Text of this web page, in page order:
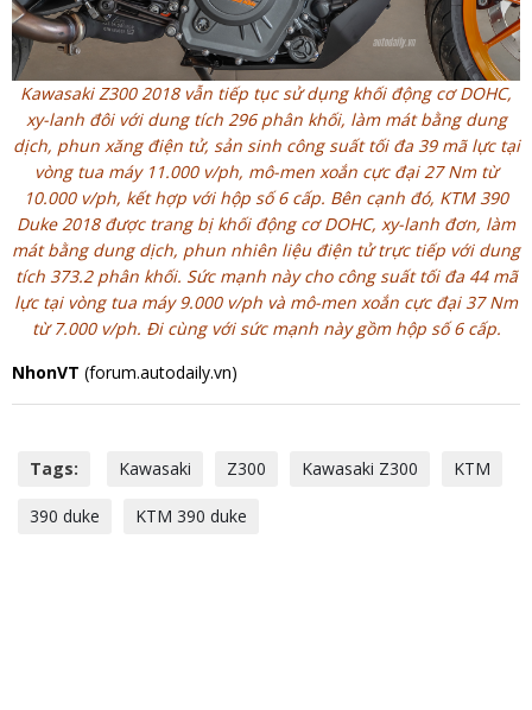
Kawasaki Z300 2018 vẫn tiếp tục sử dụng khối động cơ DOHC,
xy-lanh đôi với dung tích 296 phân khối, làm mát bằng dung
dịch, phun xăng điện tử, sản sinh công suất tối đa 39 mã lực tại
vòng tua máy 11.000 v/ph, mô-men xoắn cực đại 27 Nm từ
10.000 v/ph, kết hợp với hộp số 6 cấp. Bên cạnh đó, KTM 390
Duke 2018 được trang bị khối động cơ DOHC, xy-lanh đơn, làm
mát bằng dung dịch, phun nhiên liệu điện tử trực tiếp với dung
tích 373.2 phân khối. Sức mạnh này cho công suất tối đa 44 mã
lực tại vòng tua máy 9.000 v/ph và mô-men xoắn cực đại 37 Nm
từ 7.000 v/ph. Đi cùng với sức mạnh này gồm hộp số 6 cấp.
NhonVT (forum.autodaily.vn)
Tags: Kawasaki Z300 Kawasaki Z300 KTM
390 duke KTM 390 duke